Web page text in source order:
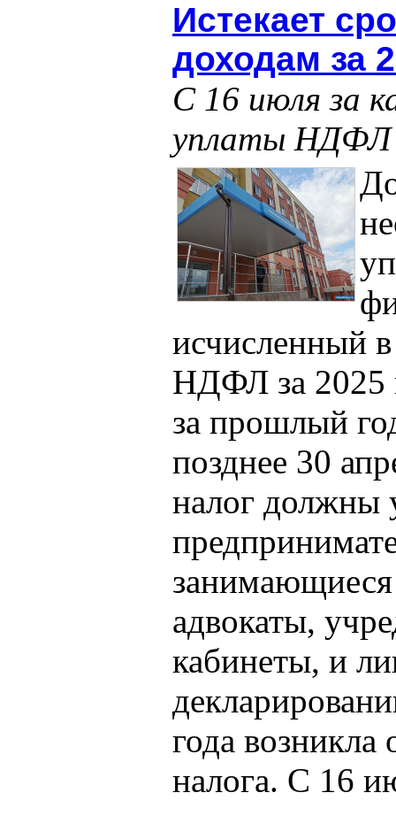
Истекает
доходам за
С 16 июля за
уплаты НДФЛ
исчисленный
НДФЛ за 2025
за прошлый
позднее 30
налог должны
занимающиеся
адвокаты,
кабинеты, и
года возникла
налога. С 16